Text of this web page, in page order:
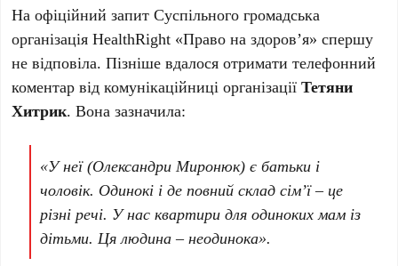
На офіційний запит Суспільного громадська
організація HealthRight «Право на здоров’я» спершу
не відповіла. Пізніше вдалося отримати телефонний
коментар від комунікаційниці організаціїТетяни
Хитрик. Вона зазначила:
«У неї (Олександри Миронюк) є батьки і
чоловік. Одинокі і де повний склад сім’ї – це
різні речі. У нас квартири для одиноких мам із
дітьми. Ця людина – неодинока».